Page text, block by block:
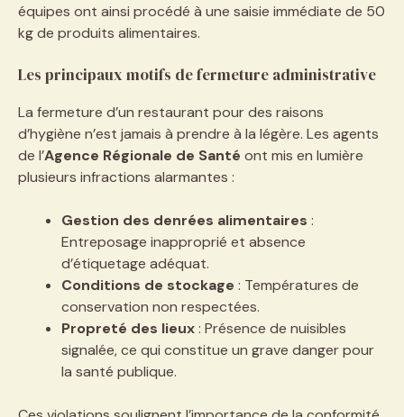
équipes ont ainsi procédé à une saisie immédiate de 50
kg de produits alimentaires.
Les principaux motifs de fermeture administrative
La fermeture d’un restaurant pour des raisons
d’hygiène n’est jamais à prendre à la légère. Les agents
de l’Agence Régionale de Santé ont mis en lumière
plusieurs infractions alarmantes :
Gestion des denrées alimentaires :
Entreposage inapproprié et absence
d’étiquetage adéquat.
Conditions de stockage : Températures de
conservation non respectées.
Propreté des lieux: Présence de nuisibles
signalée, ce qui constitue un grave danger pour
la santé publique.